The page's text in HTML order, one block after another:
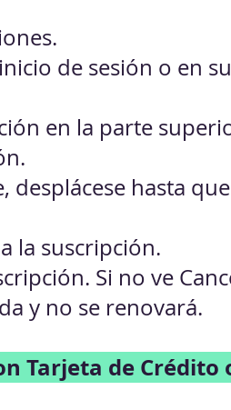
de sesión o en
en la parte
desplácese hasta
la suscripción.
Si no ve
y no se renovará.
Tarjeta de Crédito